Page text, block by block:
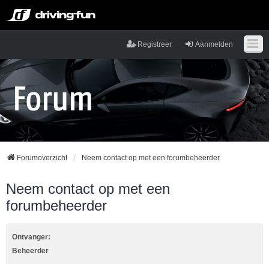
Aanmelden
Registreer
Forumoverzicht Neem contact op met een forumbeheerder
Neem contact op met een
forumbeheerder
Ontvanger:
Beheerder